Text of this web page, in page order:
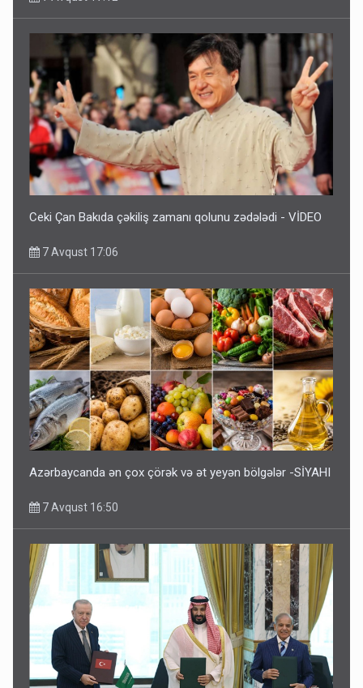
Ceki Çan Bakıda çəkiliş zamanı qolunu zədələdi - VİDEO
7 Avqust 17:06
Azərbaycanda ən çox çörək və ət yeyən bölgələr -SİYAHI
7 Avqust 16:50